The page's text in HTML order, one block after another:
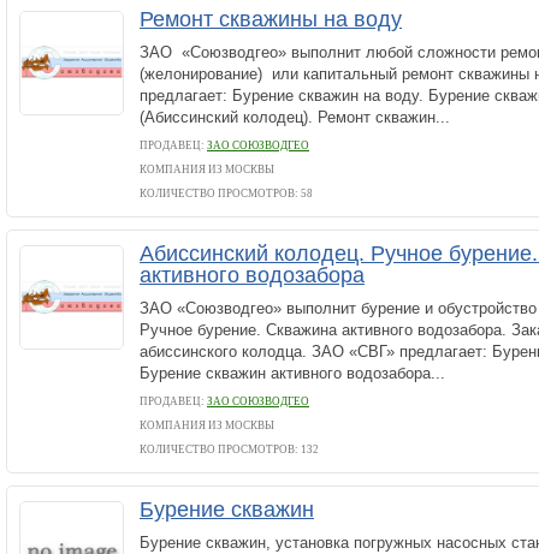
Ремонт скважины на воду
ЗАО «Союзводгео» выполнит любой сложности
(желонирование) или капитальный ремонт
предлагает: Бурение скважин на воду. Бурение
(Абиссинский колодец). Ремонт скважин...
ПРОДАВЕЦ: ЗАО СОЮЗВОДГЕО
КОМПАНИЯ ИЗ МОСКВЫ
КОЛИЧЕСТВО ПРОСМОТРОВ: 58
Абиссинский колодец. Ручное
активного водозабора
ЗАО «Союзводгео» выполнит бурение и обустройство
Ручное бурение. Скважина активного водозабора.
абиссинского колодца. ЗАО «СВГ» предлагает:
Бурение скважин активного водозабора...
ПРОДАВЕЦ: ЗАО СОЮЗВОДГЕО
КОМПАНИЯ ИЗ МОСКВЫ
КОЛИЧЕСТВО ПРОСМОТРОВ: 132
Бурение скважин
Бурение скважин, установка погружных насосных